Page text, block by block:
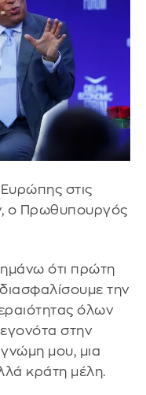
στις
ο Πρωθυπουργός
ότι πρώτη
την
όλων
στην
μου, μια
κράτη μέλη.